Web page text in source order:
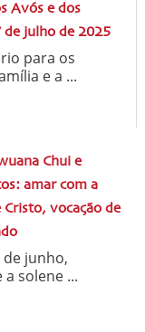
Avós e dos
de julho de 2025
para os
e a ...
Chui e
amar com a
Cristo, vocação de
de junho,
a solene ...